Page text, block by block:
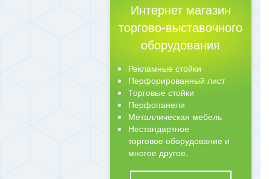
Интернет магазин
торгово-выставочного
оборудования
Рекламные стойки
Перфорированный лист
Торговые стойки
Перфопанели
Металлическая мебель
Нестандартное
торговое оборудование и
многое другое.